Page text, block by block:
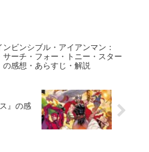
ンビンシブル・アイアンマン：
サーチ・フォー・トニー・スター
の感想・あらすじ・解説
』の感